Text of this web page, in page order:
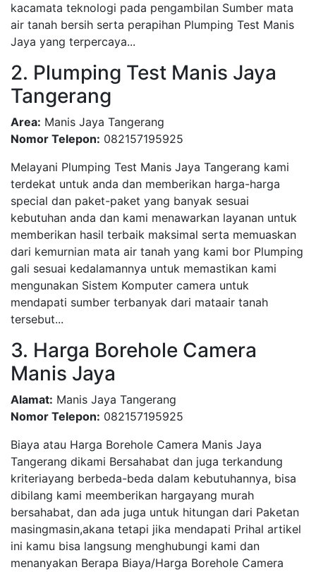
kacamata teknologi pada pengambilan Sumber mata
air tanah bersih serta perapihan Plumping Test Manis
Jaya yang terpercaya...
2. Plumping Test Manis Jaya
Tangerang
Area: Manis Jaya Tangerang
Nomor Telepon: 082157195925
Melayani Plumping Test Manis Jaya Tangerang kami
terdekat untuk anda dan memberikan harga-harga
special dan paket-paket yang banyak sesuai
kebutuhan anda dan kami menawarkan layanan untuk
memberikan hasil terbaik maksimal serta memuaskan
dari kemurnian mata air tanah yang kami bor Plumping
gali sesuai kedalamannya untuk memastikan kami
mengunakan Sistem Komputer camera untuk
mendapati sumber terbanyak dari mataair tanah
tersebut...
3. Harga Borehole Camera
Manis Jaya
Alamat: Manis Jaya Tangerang
Nomor Telepon: 082157195925
Biaya atau Harga Borehole Camera Manis Jaya
Tangerang dikami Bersahabat dan juga terkandung
kriteriayang berbeda-beda dalam kebutuhannya, bisa
dibilang kami meemberikan hargayang murah
bersahabat, dan ada juga untuk hitungan dari Paketan
masingmasin,akana tetapi jika mendapati Prihal artikel
ini kamu bisa langsung menghubungi kami dan
menanyakan Berapa Biaya/Harga Borehole Camera